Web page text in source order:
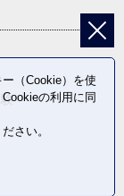
（Cookie）を使
の利用に同
さい。